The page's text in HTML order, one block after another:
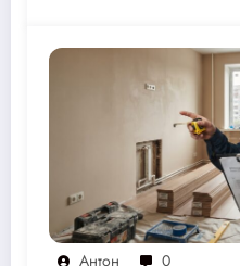
Антон 0